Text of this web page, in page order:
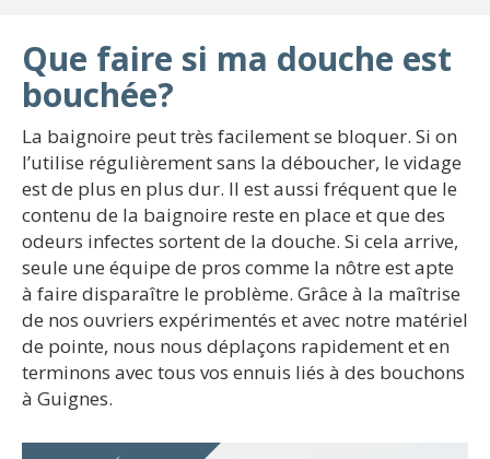
Que faire si ma douche est
bouchée?
La baignoire peut très facilement se bloquer. Si on
l’utilise régulièrement sans la déboucher, le vidage
est de plus en plus dur. Il est aussi fréquent que le
contenu de la baignoire reste en place et que des
odeurs infectes sortent de la douche. Si cela arrive,
seule une équipe de pros comme la nôtre est apte
à faire disparaître le problème. Grâce à la maîtrise
de nos ouvriers expérimentés et avec notre matériel
de pointe, nous nous déplaçons rapidement et en
terminons avec tous vos ennuis liés à des bouchons
à Guignes.